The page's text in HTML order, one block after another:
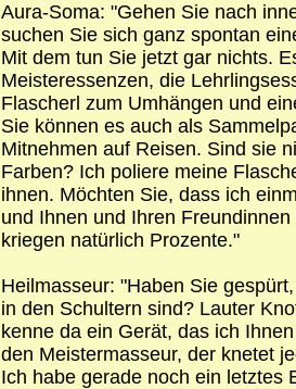
Aura-Soma: "Gehen Sie nach
suchen Sie sich ganz spontan
Mit dem tun Sie jetzt gar nichts.
Meisteressenzen, die
Flascherl zum Umhängen und
Sie können es auch als
Mitnehmen auf Reisen. Sind sie
Farben? Ich poliere meine
ihnen. Möchten Sie, dass ich
und Ihnen und Ihren
kriegen natürlich Prozente."
Heilmasseur: "Haben Sie
in den Schultern sind? Lauter
kenne da ein Gerät, das ich
den Meistermasseur, der knetet
Ich habe gerade noch ein letztes